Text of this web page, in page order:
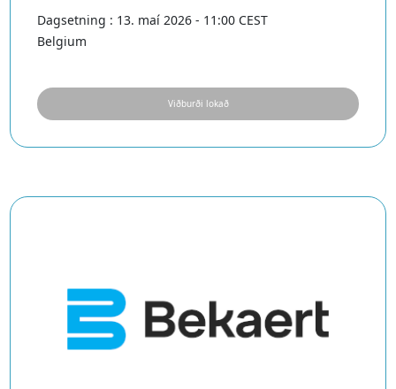
Dagsetning : 13. maí 2026 - 11:00 CEST
Belgium
Viðburði lokað